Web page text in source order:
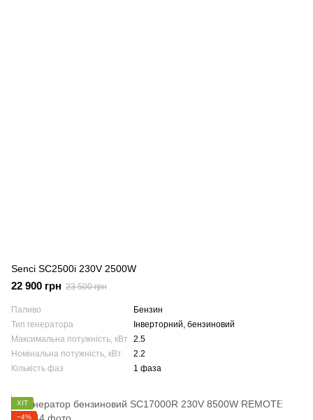
Senci SC2500i 230V 2500W
22 900 грн 23 500 грн
Паливо
Бензин
Тип генератора
Інверторний, бензиновий
Максимальна потужність, кВт
2.5
Номінальна потужність, кВт
2.2
Кількість фаз
1 фаза
ХІТ
−4%